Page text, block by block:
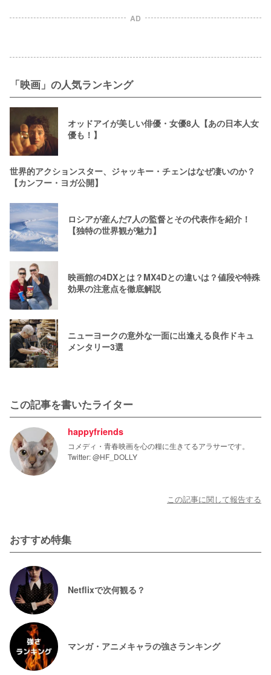
AD
「映画」の人気ランキング
オッドアイが美しい俳優・女優8人【あの日本人女
優も！】
世界的アクションスター、ジャッキー・チェンはなぜ凄いのか？
【カンフー・ヨガ公開】
ロシアが産んだ7人の監督とその代表作を紹介！
【独特の世界観が魅力】
映画館の4DXとは？MX4Dとの違いは？値段や特殊
効果の注意点を徹底解説
ニューヨークの意外な一面に出逢える良作ドキュ
メンタリー3選
この記事を書いたライター
happyfriends
コメディ・青春映画を心の糧に生きてるアラサーです。
Twitter: @HF_DOLLY
この記事に関して報告する
おすすめ特集
Netflixで次何観る？
マンガ・アニメキャラの強さランキング